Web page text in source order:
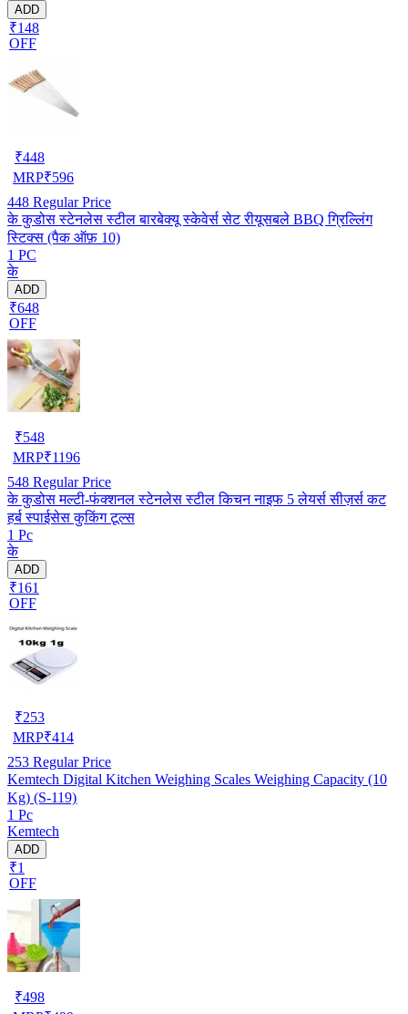
ADD
₹148
OFF
₹448
MRP₹596
448 Regular Price
के कुडोस स्टेनलेस स्टील बारबेक्यू स्केवेर्स सेट रीयूसबले BBQ ग्रिल्लिंग
स्टिक्स (पैक ऑफ़ 10)
1 PC
के
ADD
₹648
OFF
₹548
MRP₹1196
548 Regular Price
के कुडोस मल्टी-फंक्शनल स्टेनलेस स्टील किचन नाइफ 5 लेयर्स सीज़र्स कट
हर्ब स्पाईसेस कुकिंग टूल्स
1 Pc
के
ADD
₹161
OFF
₹253
MRP₹414
253 Regular Price
Kemtech Digital Kitchen Weighing Scales Weighing Capacity (10
Kg) (S-119)
1 Pc
Kemtech
ADD
₹1
OFF
₹498